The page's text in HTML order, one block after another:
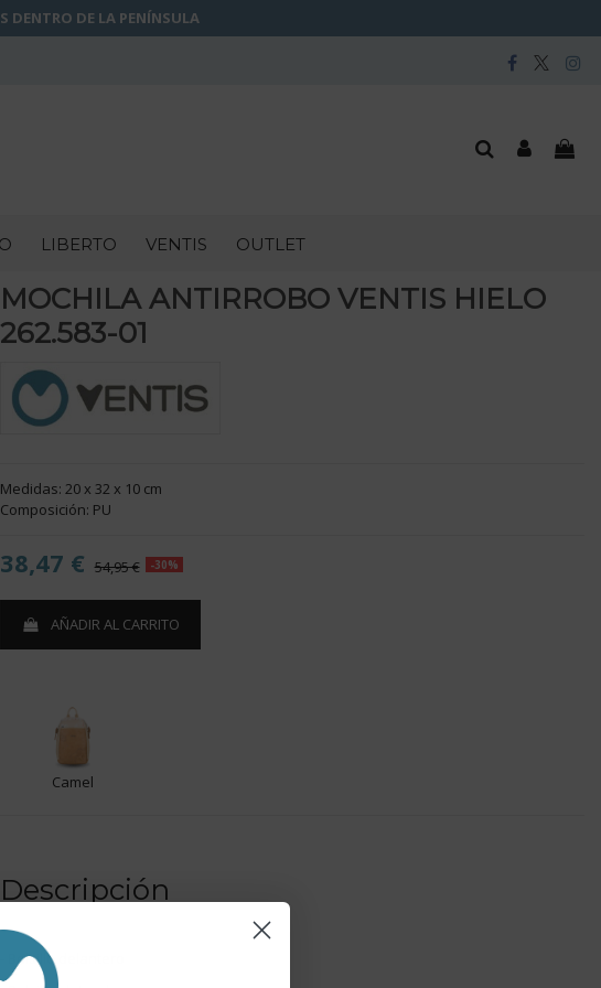
DENTRO DE LA PENÍNSULA
LIBERTO VENTIS OUTLET
MOCHILA ANTIRROBO VENTIS HIELO
262.583-01
Medidas: 20 x 32 x 10 cm
Composición: PU
38,47 € 54,95 € -30%
AÑADIR AL CARRITO
Camel
Descripción
- Bolsillo delantero